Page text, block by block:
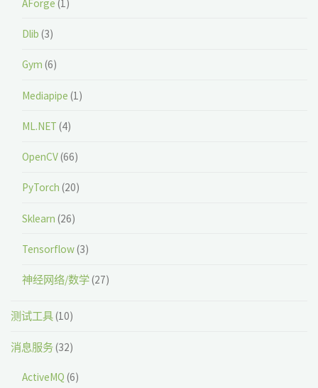
AForge (1)
Dlib (3)
Gym (6)
Mediapipe (1)
ML.NET (4)
OpenCV(66)
PyTorch (20)
Sklearn (26)
Tensorflow(3)
神经网络/数学(27)
测试工具(10)
消息服务(32)
ActiveMQ (6)